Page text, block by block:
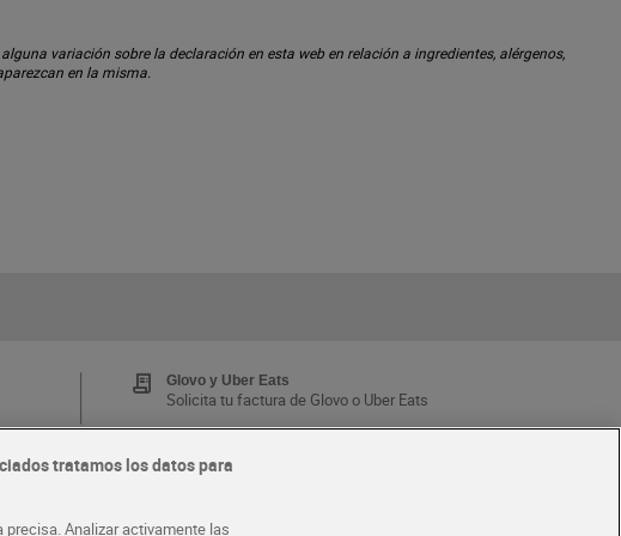
variación sobre la declaración en esta web en relación a ingredientes, alérgenos,
en la misma.
Glovo y Uber Eats
Solicita tu factura de Glovo o Uber Eats
tratamos los datos para
Analizar activamente las